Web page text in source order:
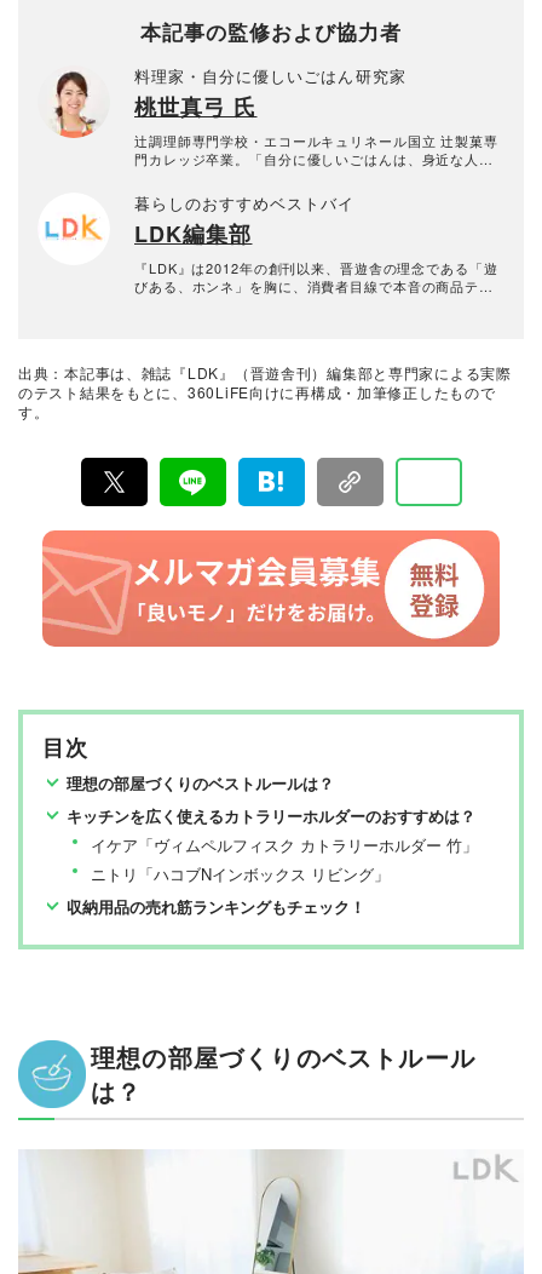
本記事の監修および協力者
料理家・自分に優しいごはん研究家
桃世真弓 氏
辻調理師専門学校・エコールキュリネール国立 辻製菓専
門カレッジ卒業。「自分に優しいごはんは、身近な人を
どほどに丁寧な暮らし」を軸として、身近な食材で無理
なくおいしい、毎日食べたい家庭料理を提案している。
雑誌・テレビ出演のほか、様々な商品に関するレシピを
提供するなど、幅広く活躍中。
暮らしのおすすめベストバイ
LDK編集部
『LDK』は2012年の創刊以来、晋遊舎の理念である「遊
びある、ホンネ」を胸に、消費者目線で本音の商品テス
て見つけた「本当に良いもの」と「お役立ち情報」を厳
選してあなたにお届け。編集長・高橋咲彩を中心に、11
出典：本記事は、雑誌『LDK』（晋遊舎刊）編集部と専門家による実際
のテスト結果をもとに、360LiFE向けに再構成・加筆修正したもので
す。
目次
理想の部屋づくりのベストルールは？
キッチンを広く使えるカトラリーホルダーのおすすめは？
イケア「ヴィムペルフィスク カトラリーホルダー 竹」
ニトリ「ハコブNインボックス リビング」
収納用品の売れ筋ランキングもチェック！
理想の部屋づくりのベストルール
は？